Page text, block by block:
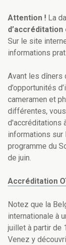
Attention ! La
d’accréditation
Sur le site
informations
Avant les dîners
d’opportunités
cameramen et
différentes,
d'accréditations
informations
programme du
de juin.
Accréditation
Notez que la
internationale à
juillet à partir de
Venez y